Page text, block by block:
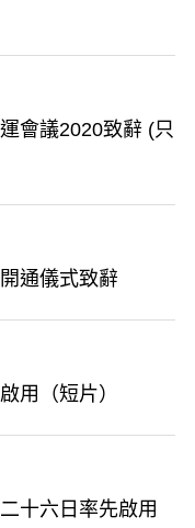
會議2020致辭 (只
通儀式致辭
用（短片）
十六日率先啟用